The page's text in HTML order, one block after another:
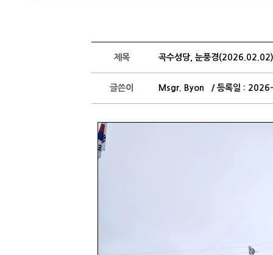
제목 곡수성당, 눈풍경(2026.02.02)
글쓴이 Msgr. Byon / 등록일 :